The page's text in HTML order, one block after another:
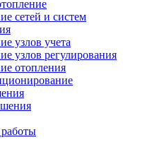
сетей и систем
узлов учета
узлов регулирования
отопления